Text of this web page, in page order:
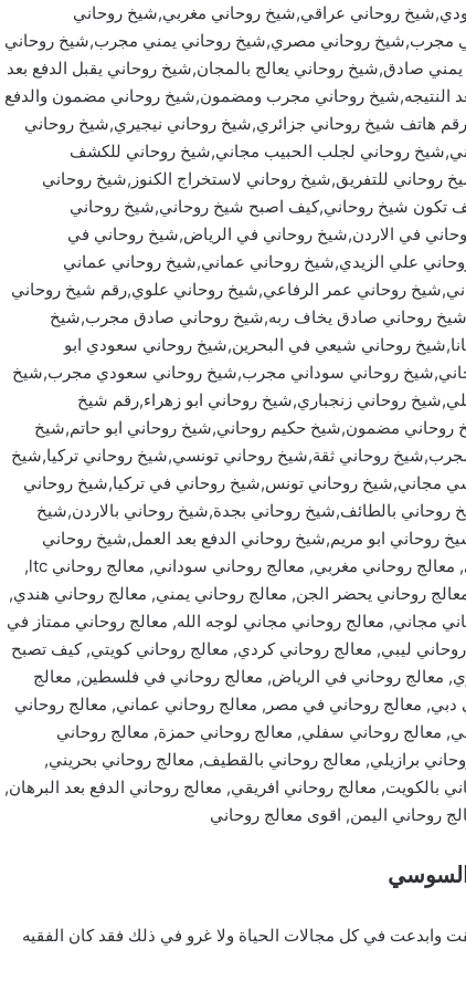
روحاني عراقي,شيخ روحاني مغربي,شيخ روحاني
مجرب,شيخ روحاني مصري,شيخ روحاني يمني مجرب,شيخ روحاني
صادق,شيخ روحاني يعالج بالمجان,شيخ روحاني يقبل الدفع بعد
النتيجه,شيخ روحاني مجرب ومضمون,شيخ روحاني مضمون والدفع
هاتف شيخ روحاني جزائري,شيخ روحاني نيجيري,شيخ روحاني
روحاني لجلب الحبيب مجاني,شيخ روحاني للكشف
روحاني للتفريق,شيخ روحاني لاستخراج الكنوز,شيخ روحاني
تكون شيخ روحاني,كيف اصبح شيخ روحاني,شيخ روحاني
في الاردن,شيخ روحاني في الرياض,شيخ روحاني في
علي الزيدي,شيخ روحاني عماني,شيخ روحاني عماني
روحاني عمر الرفاعي,شيخ روحاني علوي,رقم شيخ روحاني
روحاني صادق يخاف ربه,شيخ روحاني صادق مجرب,شيخ
روحاني شيعي في البحرين,شيخ روحاني سعودي ابو
روحاني سوداني مجرب,شيخ روحاني سعودي مجرب,شيخ
روحاني زنجباري,شيخ روحاني ابو زهراء,رقم شيخ
روحاني مضمون,شيخ حكيم روحاني,شيخ روحاني ابو حاتم,شيخ
روحاني ثقة,شيخ روحاني تونسي,شيخ روحاني تركيا,شيخ
مجاني,شيخ روحاني تونس,شيخ روحاني في تركيا,شيخ روحاني
بالطائف,شيخ روحاني بجدة,شيخ روحاني بالاردن,شيخ
روحاني ابو مريم,شيخ روحاني الدفع بعد العمل,شيخ روحاني
الدفع بعد البرهان,معالج روحاني سابق, معالج روحاني اردني, معالج روحاني مغربي, معالج روحاني سوداني, معالج روحاني ltc,
روحاني يحضر الجن, معالج روحاني يمني, معالج روحاني هندي,
مجاني, معالج روحاني مجاني لوجه الله, معالج روحاني ممتاز في
ليبي, معالج روحاني كردي, معالج روحاني كويتي, كيف تصبح
معالج روحاني في الرياض, معالج روحاني في فلسطين, معالج
دبي, معالج روحاني في مصر, معالج روحاني عماني, معالج روحاني
معالج روحاني سفلي, معالج روحاني حمزة, معالج روحاني
برازيلي, معالج روحاني بالقطيف, معالج روحاني بحريني,
بالكويت, معالج روحاني افريقي, معالج روحاني الدفع بعد البرهان,
روحاني اليمن, اقوى معالج روحاني
السوسي
وابدعت في كل مجالات الحياة ولا غرو في ذلك فقد كان الفقيه